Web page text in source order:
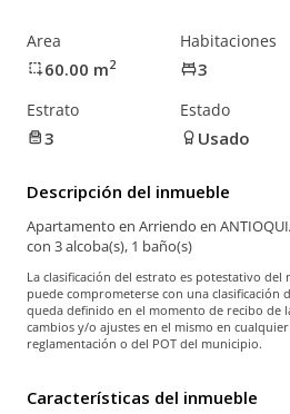
Area
60.00 m2
Habitaciones
3
Estrato
3
Estado
Usado
Descripción del inmueble
Apartamento en Arriendo en
con 3 alcoba(s), 1 baño(s)
La clasificación del estrato es potestativo
puede comprometerse con una clasificación
queda definido en el momento de recibo de
cambios y/o ajustes en el mismo en
reglamentación o del POT del municipio.
Características del inmueble